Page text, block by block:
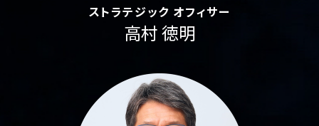
ストラテジック オフィサー
高村 徳明